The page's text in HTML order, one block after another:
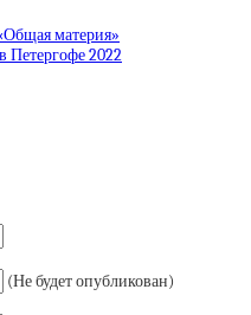
материя»
Петергофе 2022
(Не будет опубликован)